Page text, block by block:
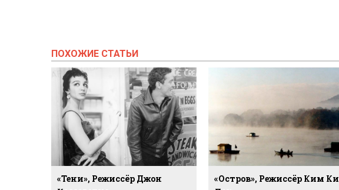
ПОХОЖИЕ СТАТЬИ
«Тени», Режиссёр Джон
«Остров», Режиссёр Ким Ки